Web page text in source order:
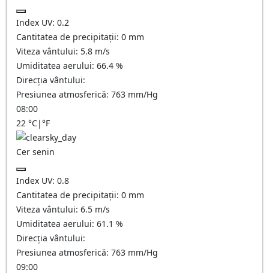
Index UV: 0.2
Cantitatea de precipitații: 0 mm
Viteza vântului: 5.8 m/s
Umiditatea aerului: 66.4 %
Direcția vântului:
Presiunea atmosferică: 763 mm/Hg
08:00
22 °C|°F
Cer senin
Index UV: 0.8
Cantitatea de precipitații: 0 mm
Viteza vântului: 6.5 m/s
Umiditatea aerului: 61.1 %
Direcția vântului:
Presiunea atmosferică: 763 mm/Hg
09:00